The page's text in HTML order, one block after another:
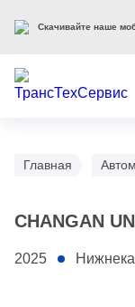
Главная
CHANGAN
2025
Скачивайте наше